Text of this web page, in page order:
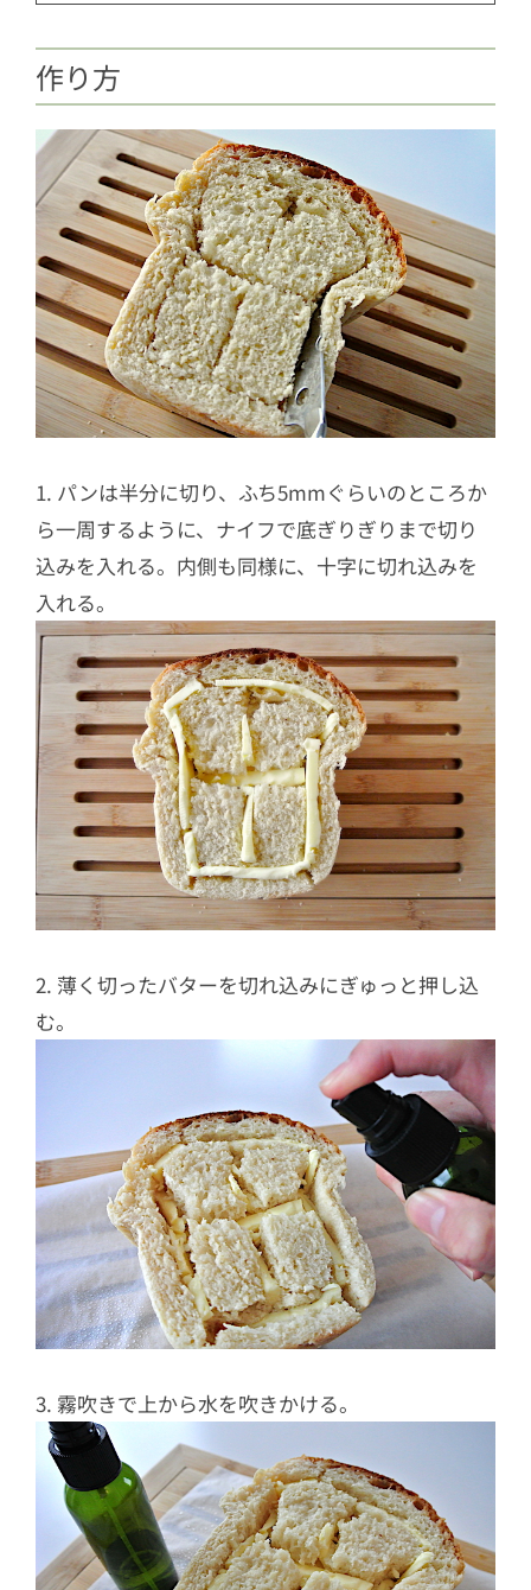
作り方
1. パンは半分に切り、ふち5mmぐらいのところか
ら一周するように、ナイフで底ぎりぎりまで切り
込みを入れる。内側も同様に、十字に切れ込みを
入れる。
2. 薄く切ったバターを切れ込みにぎゅっと押し込
む。
3. 霧吹きで上から水を吹きかける。